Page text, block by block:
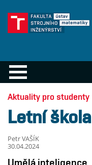
Aktuality pro studenty
Letní škola
Petr VAŠÍK
30.04.2024
Umělá inteligence